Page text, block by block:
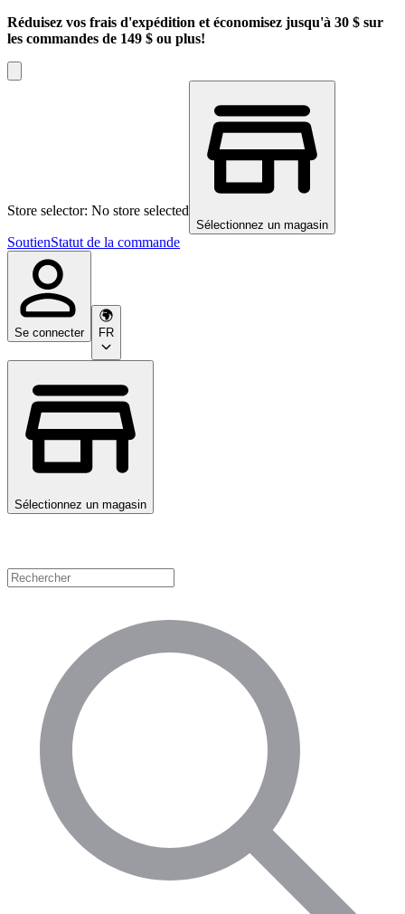
Réduisez vos frais d'expédition et économisez jusqu'à 30 $ sur
les commandes de 149 $ ou plus!
Store selector: No store selected
Sélectionnez un magasin
SoutienStatut de la commande
Se connecter FR
Sélectionnez un magasin